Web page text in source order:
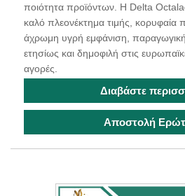
ποιότητα προϊόντων. Η Delta
καλό πλεονέκτημα τιμής, κορυφαία
άχρωμη υγρή εμφάνιση,
ετησίως και δημοφιλή στις
αγορές.
Διαβάστε
Αποστολή